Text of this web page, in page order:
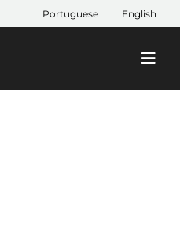
Portuguese English